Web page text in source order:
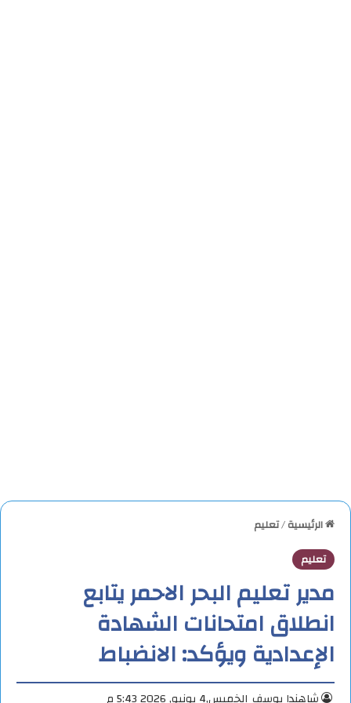
الرئيسية/تعليم
تعليم
مدير تعليم البحر الاحمر يتابع
انطلاق امتحانات الشهادة
الإعدادية ويؤكد: الانضباط